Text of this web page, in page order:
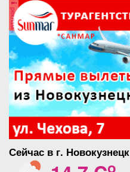
реклама
Сейчас в г. Новокузнецк
o